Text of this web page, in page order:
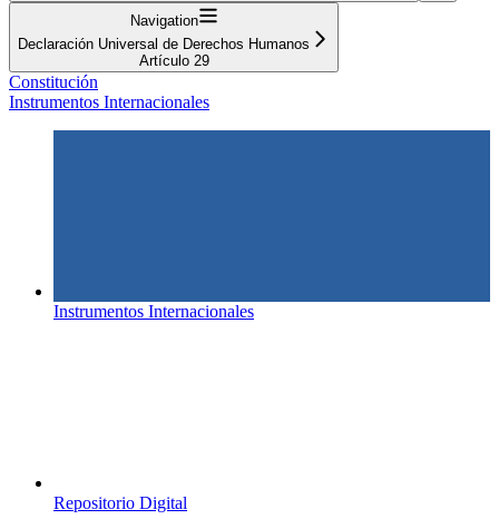
Navigation
Declaración Universal de Derechos Humanos
Artículo 29
Constitución
Instrumentos Internacionales
Instrumentos Internacionales
Repositorio Digital